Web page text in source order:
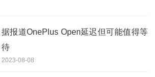
据报道OnePlus Open延迟但可能值得等
待
2023-08-08